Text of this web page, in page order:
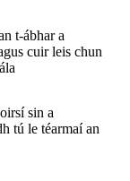
t-ábhar a
cuir leis chun
sin a
tú le téarmaí an